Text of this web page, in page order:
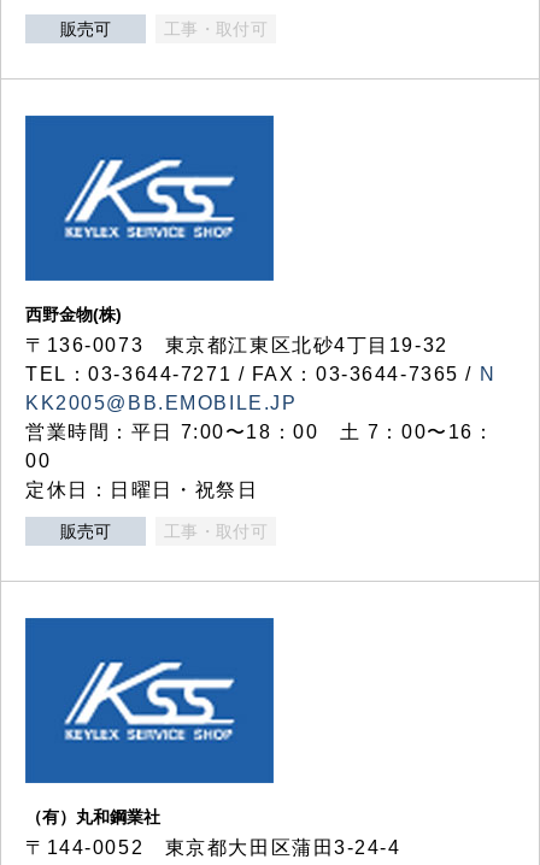
販売可 工事・取付可
西野金物(株)
〒136-0073 東京都江東区北砂4丁目19-32
TEL：03‐3644‐7271 / FAX：03-3644-7365 / N
KK2005@BB.EMOBILE.JP
営業時間：平日 7:00〜18：00 土 7：00〜16：
00
定休日：日曜日・祝祭日
販売可 工事・取付可
（有）丸和鋼業社
〒144-0052 東京都大田区蒲田3-24-4